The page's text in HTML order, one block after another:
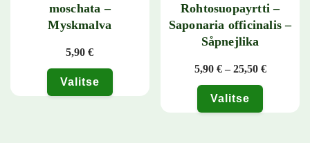
moschata –
Myskmalva
5,90€
Valitse
Tällä tuotteella on useampi muunnelma. Voit tehdä valinnat
Rohtosuopayrtti –
Saponaria officinalis –
Såpnejlika
5,90 € – 25,50 €
Valitse